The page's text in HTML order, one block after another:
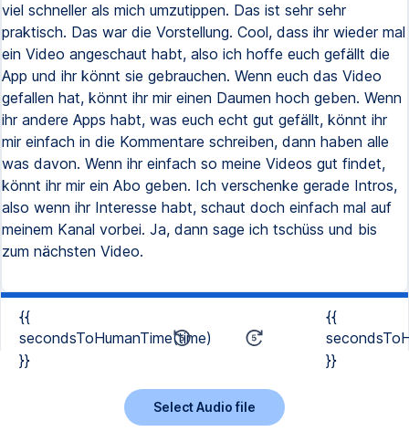
viel schneller als mich umzutippen. Das ist sehr sehr
praktisch. Das war die Vorstellung. Cool, dass ihr wieder mal
ein Video angeschaut habt, also ich hoffe euch gefällt die
App und ihr könnt sie gebrauchen. Wenn euch das Video
gefallen hat, könnt ihr mir einen Daumen hoch geben. Wenn
ihr andere Apps habt, was euch echt gut gefällt, könnt ihr
mir einfach in die Kommentare schreiben, dann haben alle
was davon. Wenn ihr einfach so meine Videos gut findet,
könnt ihr mir ein Abo geben. Ich verschenke gerade Intros,
also wenn ihr Interesse habt, schaut doch einfach mal auf
meinem Kanal vorbei. Ja, dann sage ich tschüss und bis
zum nächsten Video.
{{
secondsToHumanTime(time)
}}
{{
}}
Select Audio file